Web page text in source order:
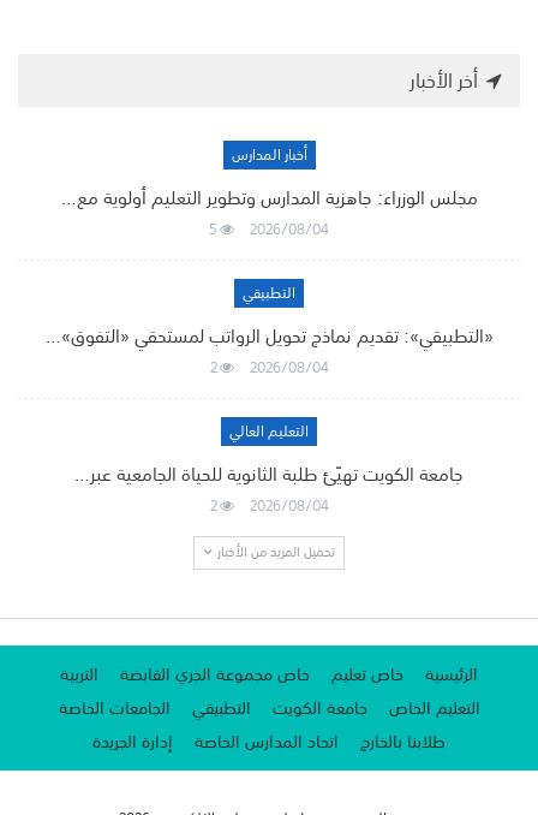
أخر الأخبار
أخبار المدارس
مجلس الوزراء: جاهزية المدارس وتطوير التعليم أولوية مع…
2026/08/04
5
التطبيقي
«التطبيقي»: تقديم نماذج تحويل الرواتب لمستحقي «التفوق»…
2026/08/04
2
التعليم العالي
جامعة الكويت تهيّئ طلبة الثانوية للحياة الجامعية عبر…
2026/08/04
2
تحميل المزيد من الأخبار
الرئيسية خاص تعليم خاص مجموعة الجري القابضة
التربية
التعليم الخاص
جامعة الكويت التطبيقي
الجامعات الخاصة
طلابنا بالخارج
اتحاد المدارس الخاصة إدارة الجريدة